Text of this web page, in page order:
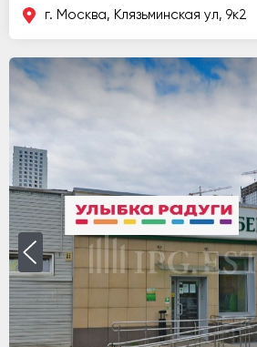
г. Москва, Клязьминская ул, 9к2